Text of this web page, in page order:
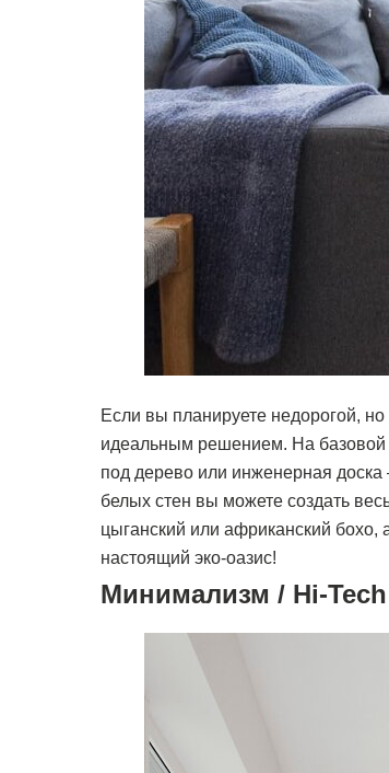
Если вы планируете недорогой,
идеальным решением. На базовой
под дерево или инженерная
белых стен вы можете создать
цыганский или африканский
настоящий эко-оазис!
Минимализм / Hi-Tech